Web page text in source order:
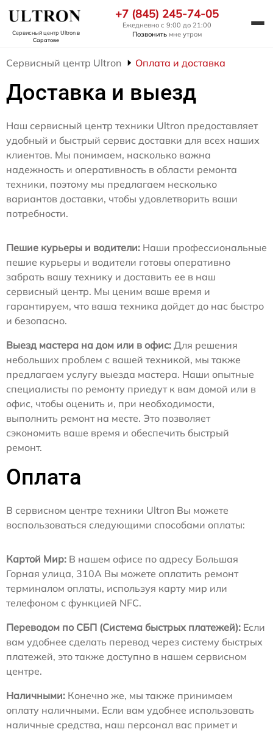
Сервисный центр Ultronв
Саратове
+7 (845) 245-74-05
Ежедневно с 9:00 до 21:00
Позвонить мне утром
Сервисный центр Ultron Оплата и доставка
Доставка и выезд
Наш сервисный центр техники Ultron предоставляет
удобный и быстрый сервис доставки для всех наших
клиентов. Мы понимаем, насколько важна
надежность и оперативность в области ремонта
техники, поэтому мы предлагаем несколько
вариантов доставки, чтобы удовлетворить ваши
потребности.
Пешие курьеры и водители: Наши профессиональные
пешие курьеры и водители готовы оперативно
забрать вашу технику и доставить ее в наш
сервисный центр. Мы ценим ваше время и
гарантируем, что ваша техника дойдет до нас быстро
и безопасно.
Выезд мастера на дом или в офис: Для решения
небольших проблем с вашей техникой, мы также
предлагаем услугу выезда мастера. Наши опытные
специалисты по ремонту приедут к вам домой или в
офис, чтобы оценить и, при необходимости,
выполнить ремонт на месте. Это позволяет
сэкономить ваше время и обеспечить быстрый
ремонт.
Оплата
В сервисном центре техники Ultron Вы можете
воспользоваться следующими способами оплаты:
Картой Мир: В нашем офисе по адресу Большая
Горная улица, 310А Вы можете оплатить ремонт
терминалом оплаты, используя карту мир или
телефоном с функцией NFC.
Переводом по СБП (Система быстрых платежей): Если
вам удобнее сделать перевод через систему быстрых
платежей, это также доступно в нашем сервисном
центре.
Наличными: Конечно же, мы также принимаем
оплату наличными. Если вам удобнее использовать
наличные средства, наш персонал вас примет и